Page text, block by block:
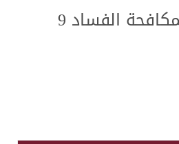
اليوم العالمي لمكافحة الفساد 9